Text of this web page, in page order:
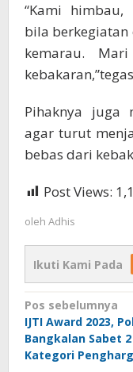
“Kami
bila
kemarau.
Pihaknya juga
agar turut
bebas dari
Post Views:
oleh Adhis
Ikuti Kami Pada
Navigasi
pos
Pos sebelumnya
IJTI Award 2023,
Bangkalan Sabet 2
Kategori